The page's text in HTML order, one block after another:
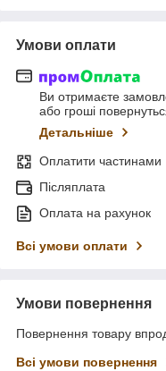
Умови оплати
Ви отримаєте
або гроші
Детальніше
Оплатити частинами
Післяплата
Оплата на рахунок
Всі умови оплати
Умови повернення
Повернення товару
Всі умови повернення